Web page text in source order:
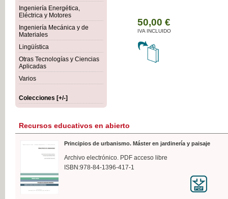
Ingeniería Energética,
Eléctrica y Motores
Ingeniería Mecánica y de
Materiales
Lingüística
Otras Tecnologías y Ciencias
Aplicadas
Varios
Colecciones [+/-]
Recursos educativos en abierto
Principios de urbanismo. Máster en jardinería y paisaje
Archivo electrónico. PDF acceso libre
ISBN:978-84-1396-417-1